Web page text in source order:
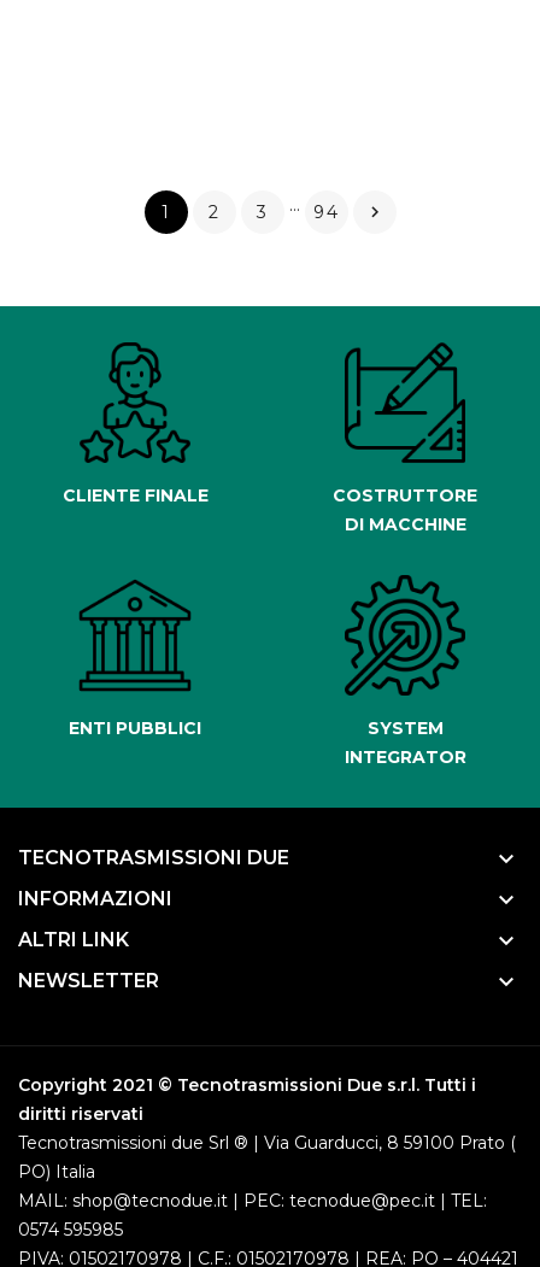
1 2 3 … 94 
CLIENTE FINALE
COSTRUTTORE
DI MACCHINE
ENTI PUBBLICI
SYSTEM
INTEGRATOR
TECNOTRASMISSIONI DUE keyboard_arrow_down
INFORMAZIONI keyboard_arrow_down
ALTRI LINK keyboard_arrow_down
NEWSLETTER keyboard_arrow_down
Copyright 2021 © Tecnotrasmissioni Due s.r.l. Tutti i
diritti riservati
Tecnotrasmissioni due Srl ® | Via Guarducci, 8 59100 Prato (
PO) Italia
MAIL: shop@tecnodue.it | PEC: tecnodue@pec.it | TEL:
0574 595985
PIVA: 01502170978 | C.F.: 01502170978 | REA: PO – 404421